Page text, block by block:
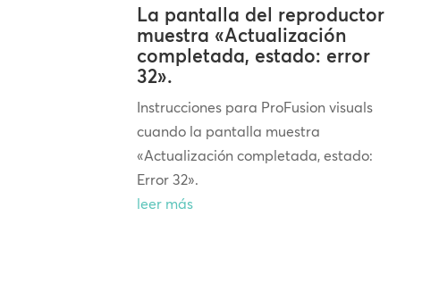
La pantalla del reproductor
muestra «Actualización
completada, estado: error
32».
Instrucciones para ProFusion visuals
cuando la pantalla muestra
«Actualización completada, estado:
Error 32».
leer más